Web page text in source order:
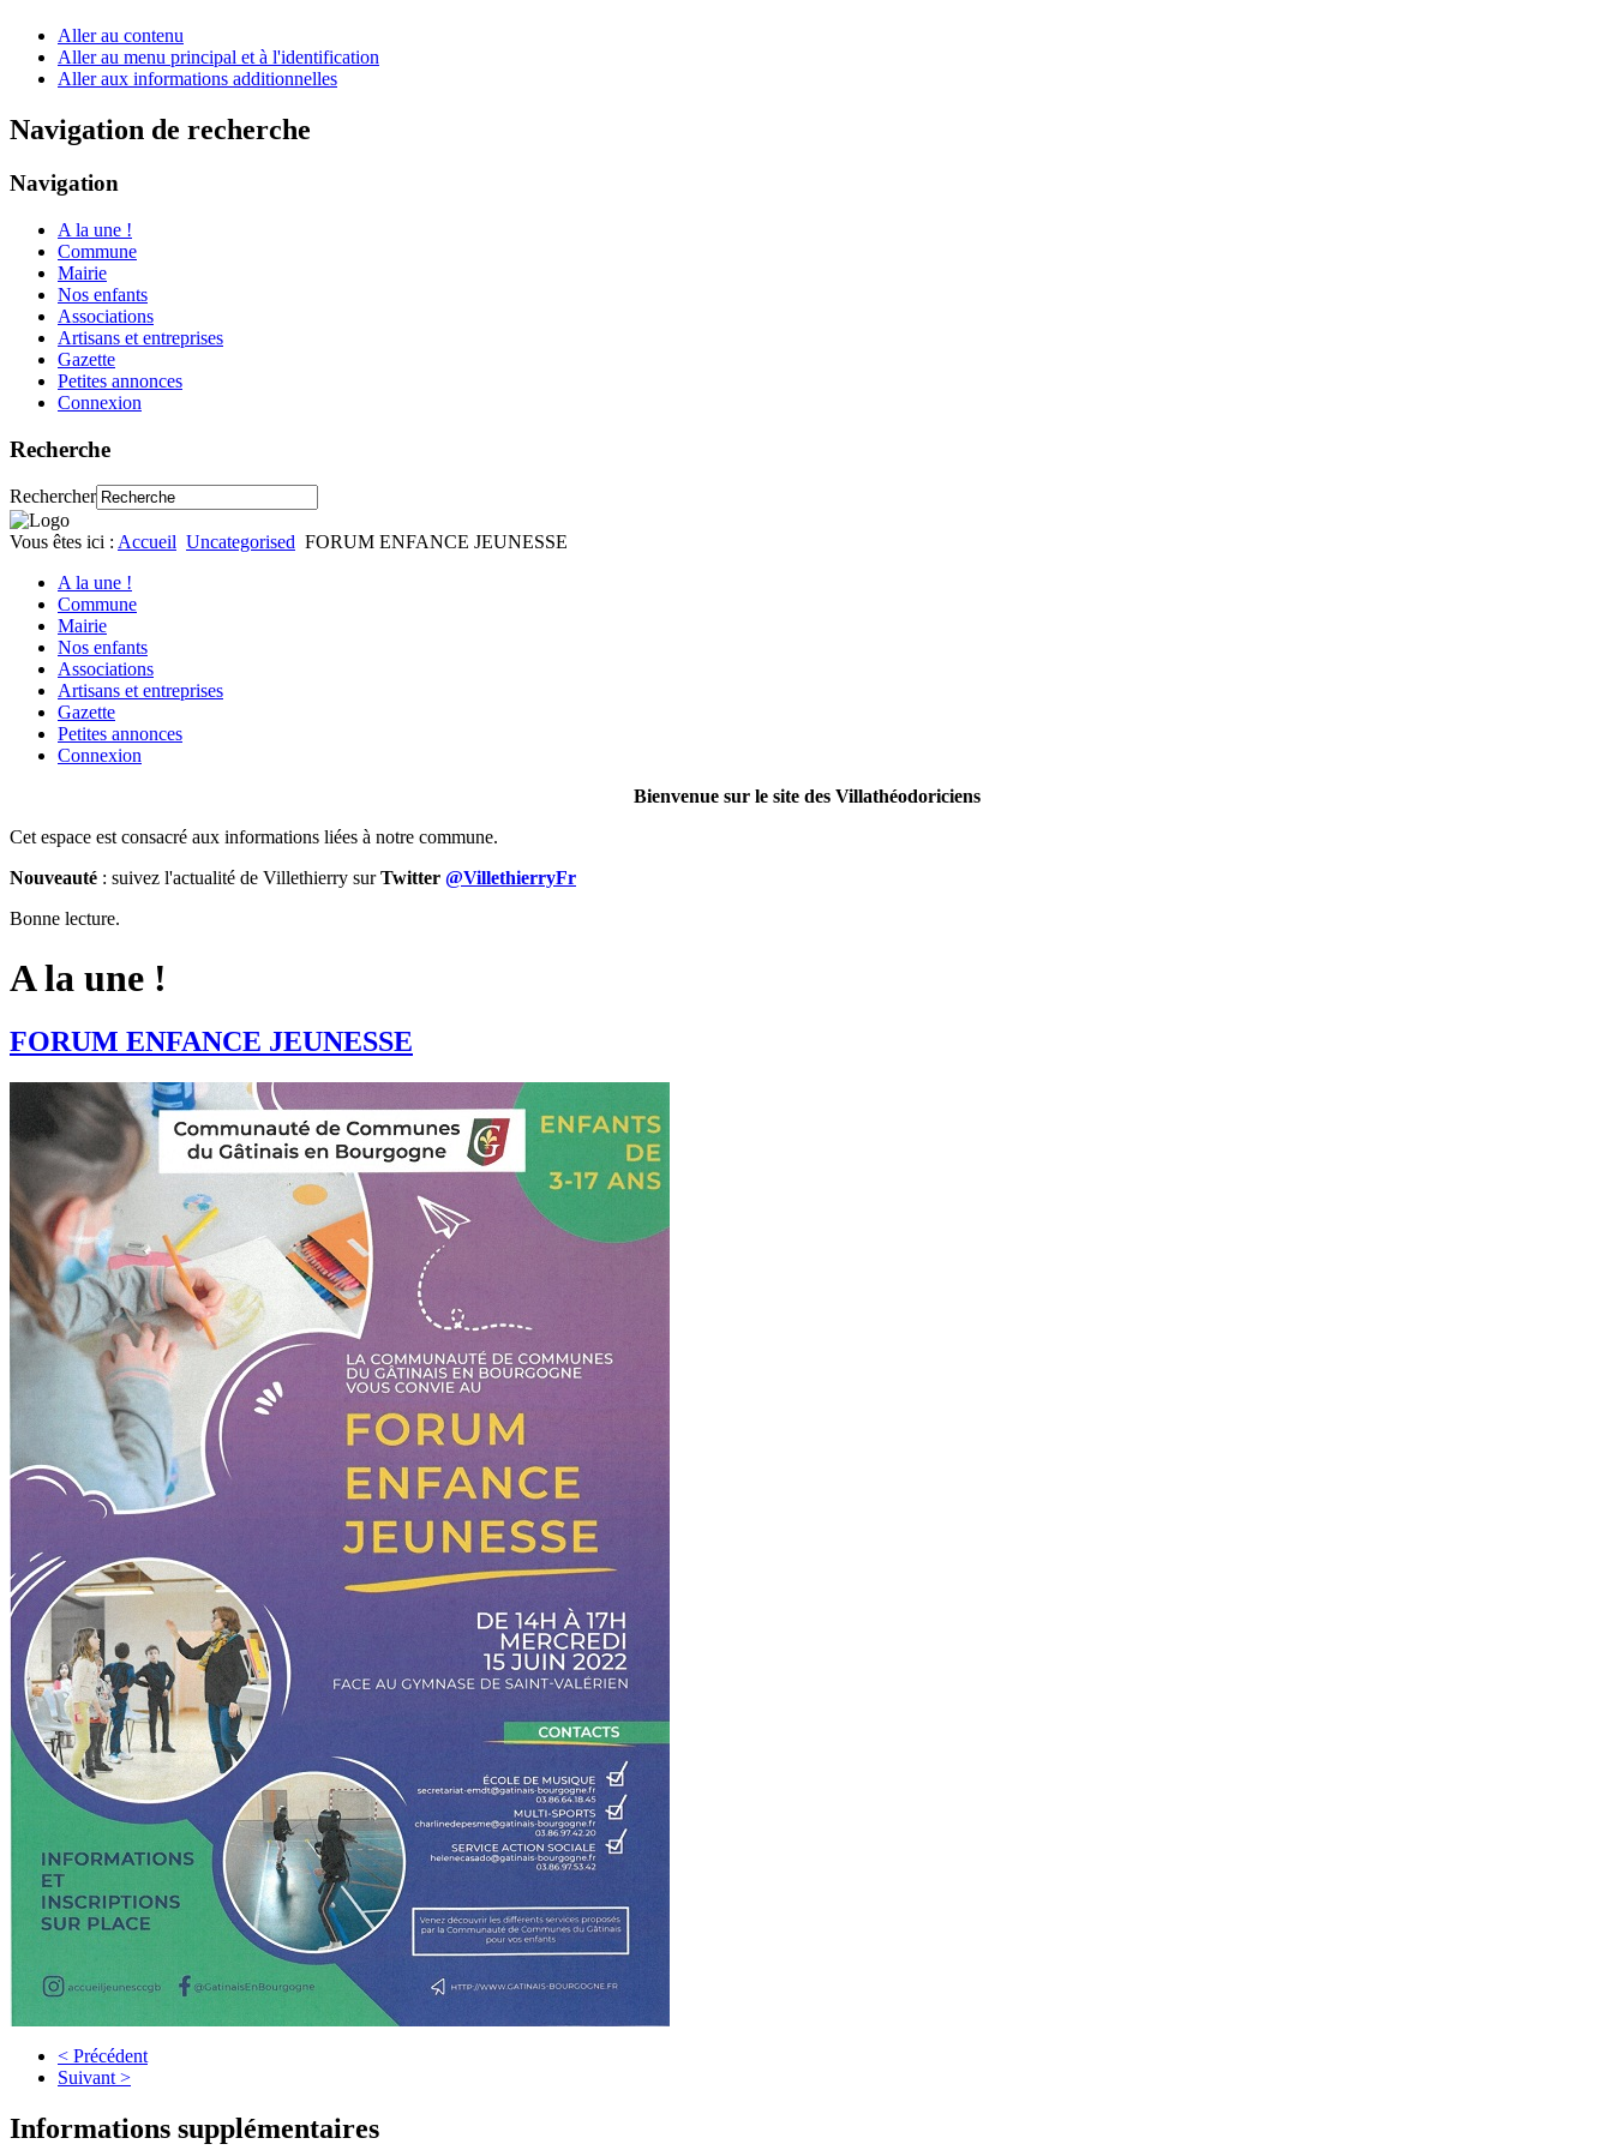
Aller au contenu
Aller au menu principal et à l'identification
Aller aux informations additionnelles
Navigation de recherche
Navigation
A la une !
Commune
Mairie
Nos enfants
Associations
Artisans et entreprises
Gazette
Petites annonces
Connexion
Recherche
Rechercher
Vous êtes ici : Accueil Uncategorised FORUM ENFANCE JEUNESSE
A la une !
Commune
Mairie
Nos enfants
Associations
Artisans et entreprises
Gazette
Petites annonces
Connexion
Bienvenue sur le site des Villathéodoriciens
Cet espace est consacré aux informations liées à notre commune.
Nouveauté : suivez l'actualité de Villethierry surTwitter @VillethierryFr
Bonne lecture.
A la une !
FORUM ENFANCE JEUNESSE
< Précédent
Suivant >
Informations supplémentaires